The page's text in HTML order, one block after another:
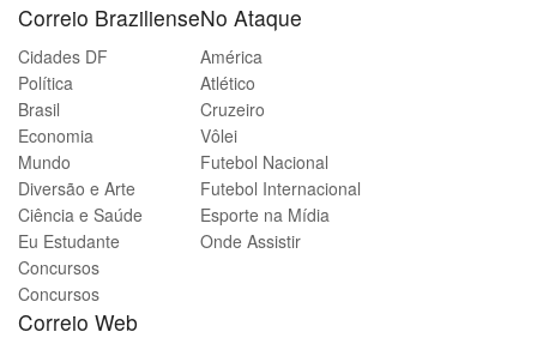
Correio Braziliense
Cidades DF
Política
Brasil
Economia
Mundo
Diversão e Arte
Ciência e Saúde
Eu Estudante
Concursos
Concursos
Correio Web
No Ataque
América
Atlético
Cruzeiro
Vôlei
Futebol Nacional
Futebol Internacional
Esporte na Mídia
Onde Assistir